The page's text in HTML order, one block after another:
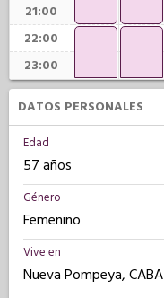
21:00
22:00
23:00
DATOS PERSONALES
Edad
57 años
Género
Femenino
Vive en
Nueva Pompeya, CABA